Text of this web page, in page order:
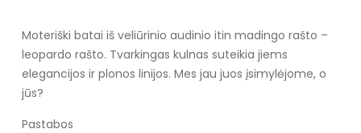
Moteriški batai iš veliūrinio audinio itin madingo rašto –
leopardo rašto. Tvarkingas kulnas suteikia jiems
elegancijos ir plonos linijos. Mes jau juos įsimylėjome, o
jūs?
Pastabos